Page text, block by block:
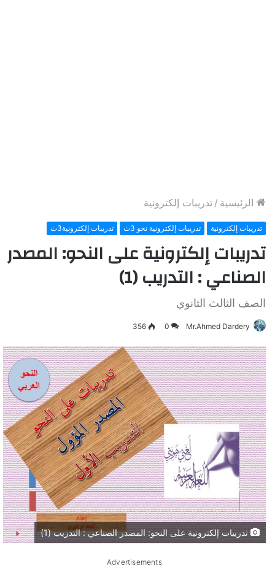
الرئيسية / تدريبات إلكترونية
تدريبات إلكترونية تدريبات إلكترونية نحو 3ث تدريبات إلكترونية3ث
تدريبات إلكترونية على النحو: المصدر
الصناعي : التدريب (1)
الصف الثالث الثانوي
Mr.Ahmed Dardery
0
356
تدريبات إلكترونية على النحو: المصدر الصناعي : التدريب (1)
Advertisements